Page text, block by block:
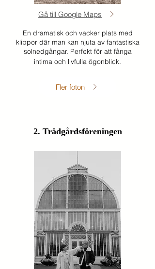
Gå till Google Maps
En dramatisk och vacker plats med
klippor där man kan njuta av fantastiska
solnedgångar. Perfekt för att fånga
intima och livfulla ögonblick.
Fler foton
2. Trädgårdsföreningen